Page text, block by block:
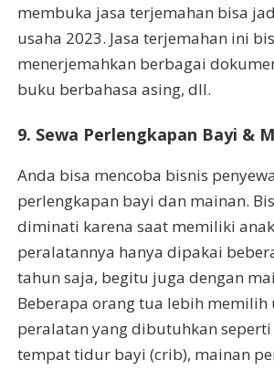
membuka jasa terjemahan bisa
usaha 2023. Jasa terjemahan ini
menerjemahkan berbagai
buku berbahasa asing, dll.
9. Sewa Perlengkapan Bayi &
Anda bisa mencoba bisnis
perlengkapan bayi dan mainan.
diminati karena saat memiliki
peralatannya hanya dipakai
tahun saja, begitu juga dengan
Beberapa orang tua lebih memilih
peralatan yang dibutuhkan seperti
tempat tidur bayi (crib), mainan